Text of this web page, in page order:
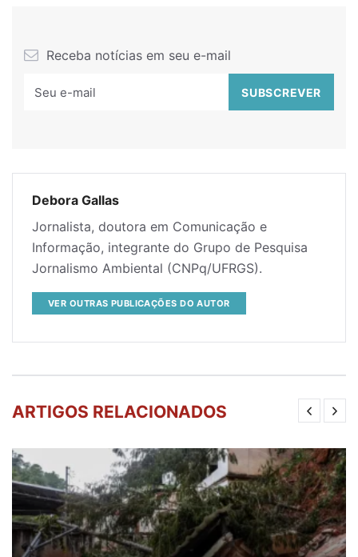
Receba notícias em seu e-mail
Debora Gallas
Jornalista, doutora em Comunicação e
Informação, integrante do Grupo de Pesquisa
Jornalismo Ambiental (CNPq/UFRGS).
VER OUTRAS PUBLICAÇÕES DO AUTOR
ARTIGOS RELACIONADOS